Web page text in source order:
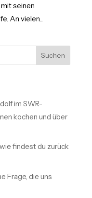
seinen
An vielen...
Suchen
im SWR-
kochen und über
findest du zurück
Frage, die uns